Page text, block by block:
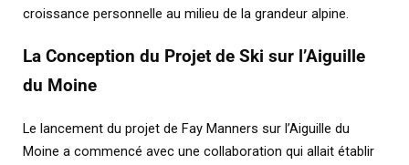
croissance personnelle au milieu de la grandeur alpine.
La Conception du Projet de Ski sur l’Aiguille
du Moine
Le lancement du projet de Fay Manners sur l’Aiguille du
Moine a commencé avec une collaboration qui allait établir